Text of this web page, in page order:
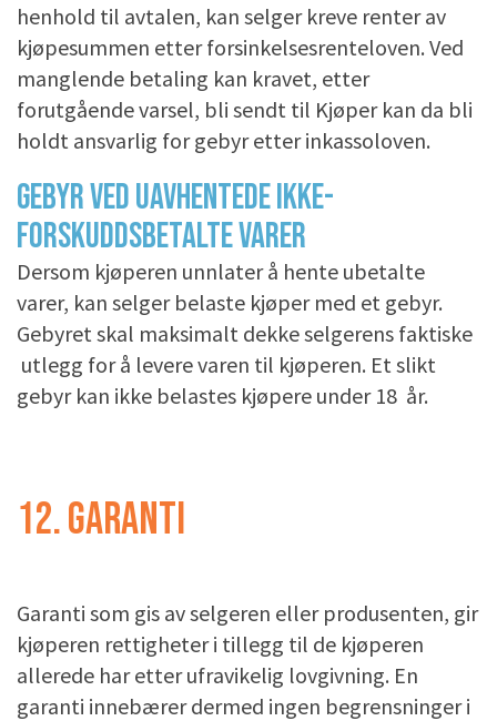
henhold til avtalen, kan selger kreve renter av
kjøpesummen etter forsinkelsesrenteloven. Ved
manglende betaling kan kravet, etter
forutgående varsel, bli sendt til Kjøper kan da bli
holdt ansvarlig for gebyr etter inkassoloven.
GEBYR VED UAVHENTEDE IKKE-
FORSKUDDSBETALTE VARER
Dersom kjøperen unnlater å hente ubetalte
varer, kan selger belaste kjøper med et gebyr.
Gebyret skal maksimalt dekke selgerens faktiske
utlegg for å levere varen til kjøperen. Et slikt
gebyr kan ikke belastes kjøpere under 18 år.
12. GARANTI
Garanti som gis av selgeren eller produsenten, gir
kjøperen rettigheter i tillegg til de kjøperen
allerede har etter ufravikelig lovgivning. En
garanti innebærer dermed ingen begrensninger i